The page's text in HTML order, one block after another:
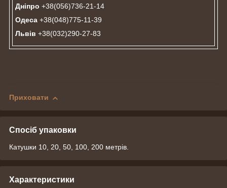
Дніпро +38(056)736-21-14
Одеса +38(048)775-11-39
Львів +38(032)290-27-83
Приховати
Спосіб упаковки
Катушки 10, 20, 50, 100, 200 метрів.
Характеристики